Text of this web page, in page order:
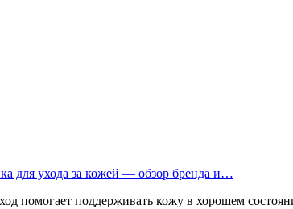
для ухода за кожей — обзор бренда и…
помогает поддерживать кожу в хорошем